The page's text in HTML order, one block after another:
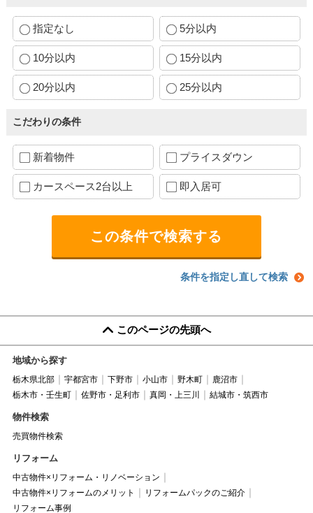
指定なし 5分以内
10分以内 15分以内
20分以内 25分以内
こだわりの条件
新着物件 プライスダウン
カースペース2台以上 即入居可
条件を指定し直して検索
このページの先頭へ
地域から探す
栃木県北部 宇都宮市 下野市 小山市 野木町
鹿沼市
栃木市・壬生町
佐野市・足利市 真岡・上三川 結城市・筑西市
物件検索
売買物件検索
リフォーム
中古物件×リフォーム・リノベーション
中古物件×リフォームのメリット
リフォームパックのご紹介
リフォーム事例